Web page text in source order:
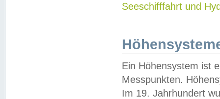
Seeschifffahrt und
Ein Höhensystem ist
Messpunkten.
Im 19. Jahrhundert